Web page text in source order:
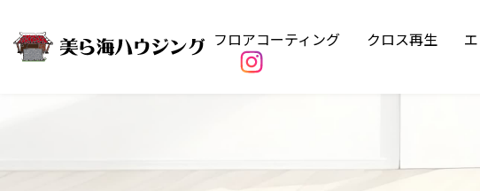
フロアコーティング クロス再生